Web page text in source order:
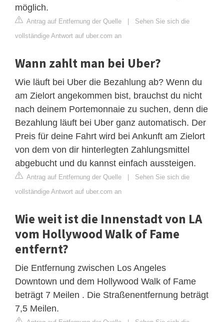
möglich.
Antrag auf Entfernung der Quelle | Sehen Sie sich die
vollständige Antwort auf uber.com an
Wann zahlt man bei Uber?
Wie läuft bei Uber die Bezahlung ab? Wenn du
am Zielort angekommen bist, brauchst du nicht
nach deinem Portemonnaie zu suchen, denn die
Bezahlung läuft bei Uber ganz automatisch. Der
Preis für deine Fahrt wird bei Ankunft am Zielort
von dem von dir hinterlegten Zahlungsmittel
abgebucht und du kannst einfach aussteigen.
Antrag auf Entfernung der Quelle | Sehen Sie sich die
vollständige Antwort auf uber.com an
Wie weit ist die Innenstadt von LA
vom Hollywood Walk of Fame
entfernt?
Die Entfernung zwischen Los Angeles
Downtown und dem Hollywood Walk of Fame
beträgt 7 Meilen . Die Straßenentfernung beträgt
7,5 Meilen.